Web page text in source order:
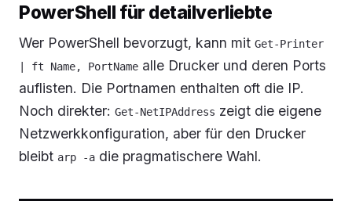
PowerShell für detailverliebte
Wer PowerShell bevorzugt, kann mit Get-Printer
| ft Name, PortName alle Drucker und deren Ports
auflisten. Die Portnamen enthalten oft die IP.
Noch direkter: Get-NetIPAddress zeigt die eigene
Netzwerkkonfiguration, aber für den Drucker
bleibt arp -a die pragmatischere Wahl.